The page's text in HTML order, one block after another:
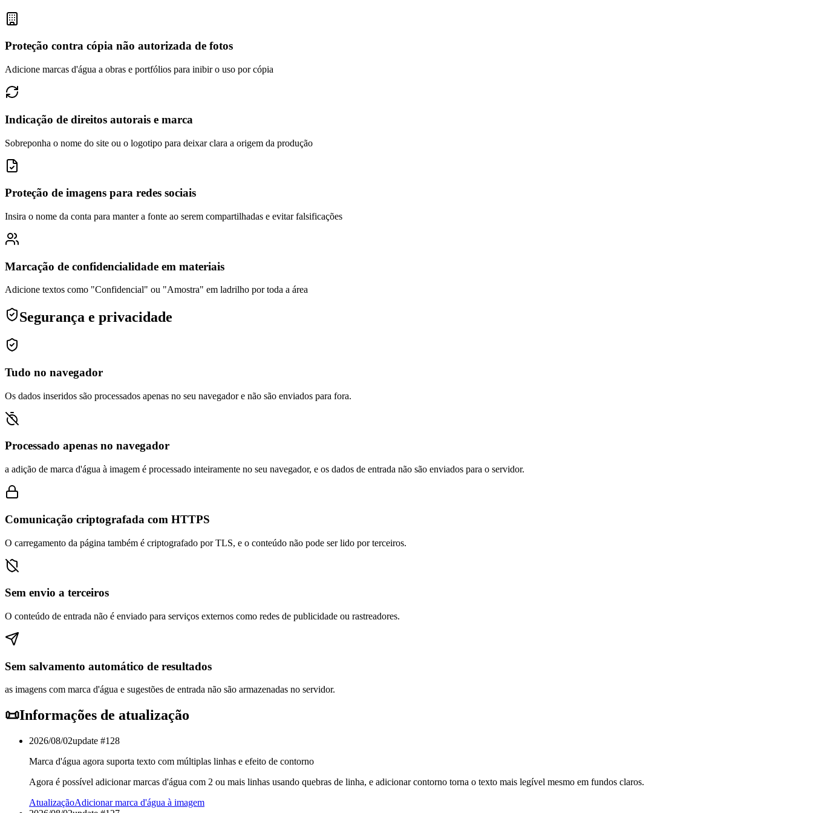
Proteção contra cópia não autorizada de fotos
Adicione marcas d'água a obras e portfólios para inibir o uso por cópia
Indicação de direitos autorais e marca
Sobreponha o nome do site ou o logotipo para deixar clara a origem da produção
Proteção de imagens para redes sociais
Insira o nome da conta para manter a fonte ao serem compartilhadas e evitar falsificações
Marcação de confidencialidade em materiais
Adicione textos como "Confidencial" ou "Amostra" em ladrilho por toda a área
Segurança e privacidade
Tudo no navegador
Os dados inseridos são processados apenas no seu navegador e não são enviados para fora.
Processado apenas no navegador
a adição de marca d'água à imagem é processado inteiramente no seu navegador, e os dados de entrada não são enviados para o servidor.
Comunicação criptografada com HTTPS
O carregamento da página também é criptografado por TLS, e o conteúdo não pode ser lido por terceiros.
Sem envio a terceiros
O conteúdo de entrada não é enviado para serviços externos como redes de publicidade ou rastreadores.
Sem salvamento automático de resultados
as imagens com marca d'água e sugestões de entrada não são armazenadas no servidor.
📜Informações de atualização
2026/08/02update #128
Marca d'água agora suporta texto com múltiplas linhas e efeito de contorno
Agora é possível adicionar marcas d'água com 2 ou mais linhas usando quebras de linha, e adicionar contorno torna o texto mais legível mesmo em fundos claros.
AtualizaçãoAdicionar marca d'água à imagem